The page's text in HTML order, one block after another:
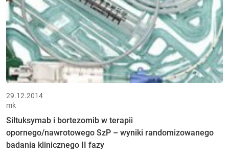
29.12.2014
mk
Siltuksymab i bortezomib w terapii
opornego/nawrotowego SzP – wyniki randomizowanego
badania klinicznego II fazy